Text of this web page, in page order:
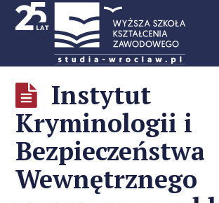
Instytut
Kryminologii i
Bezpieczeństwa
Wewnętrznego